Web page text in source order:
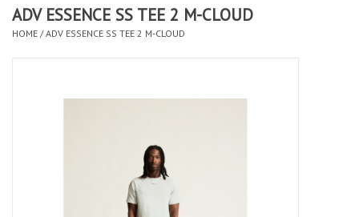
CLUBSHOPS
ADV ESSENCE SS TEE 2 M-CLOUD
HOME /ADV ESSENCE SS TEE 2 M-CLOUD